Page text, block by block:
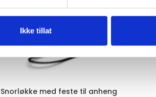
Ikke tillat
Snorløkke med feste til anheng